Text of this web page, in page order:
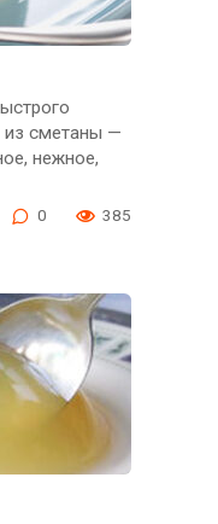
из сметаны —
нежное,
0 385